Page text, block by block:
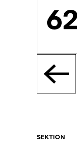
SEKTION